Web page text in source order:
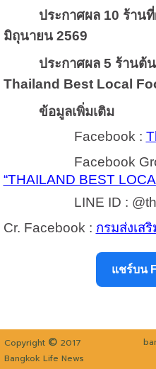
ประกาศผล 10 ร้าน
มิถุนายน 2569
ประกาศผล 5 ร้านต้
Thailand Best Local
ข้อมูลเพิ่มเติม
Facebook :
Facebook
“THAILAND BEST
LINE ID :
Cr. Facebook : กรมส่งเส
แชร์บน
Copyright © 2017
Bangkok Life News